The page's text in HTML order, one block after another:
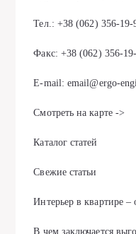
Тел.: +38 (062) 356-19-
Факс: +38 (062) 356-
E-mail: email@ergo-
Смотреть на карте ->
Каталог статей
Свежие статьи
Интерьер в квартире –
В чем заключается